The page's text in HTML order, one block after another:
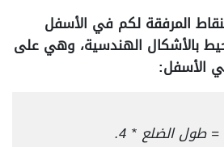
المرفقة لكم في الأسفل
بالأشكال الهندسية، وهي على
الأسفل:
طول الضلع * 4.